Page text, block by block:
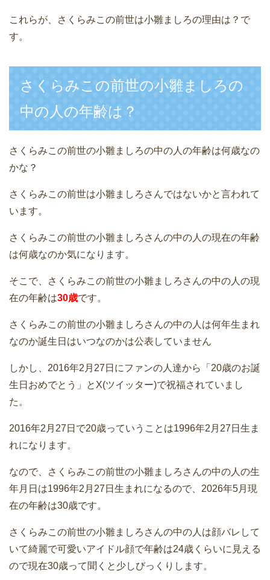
これらが、さくらみこの前世は小雛ましろの理由は？で
す。
さくらみこの前世の小雛ましろの
中の人の年齢は？
さくらみこの前世の小雛ましろの中の人の年齢は何歳なの
かな？
さくらみこの前世は小雛ましろさんではないかと言われて
います。
さくらみこの前世の小雛ましろさんの中の人の現在の年齢
は何歳なのか気になります。
そこで、さくらみこの前世の小雛ましろさんの中の人の現
在の年齢は30歳です。
さくらみこの前世の小雛ましろさんの中の人は何年生まれ
なのか誕生日はいつなのかは公表していません
しかし、2016年2月27日にファンの人達から「20歳のお誕
生日おめでとう」とX(ツイッター)で祝福されていまし
た。
2016年2月27日で20歳っていうことは1996年2月27日生ま
れになります。
なので、さくらみこの前世の小雛ましろさんの中の人の生
年月日は1996年2月27日生まれになるので、2026年5月現
在の年齢は30歳です。
さくらみこの前世の小雛ましろさんの中の人は顔バレして
いて綺麗で可愛いアイドル顔で年齢は24歳くらいに見える
ので現在30歳って聞くと少しびっくりします。